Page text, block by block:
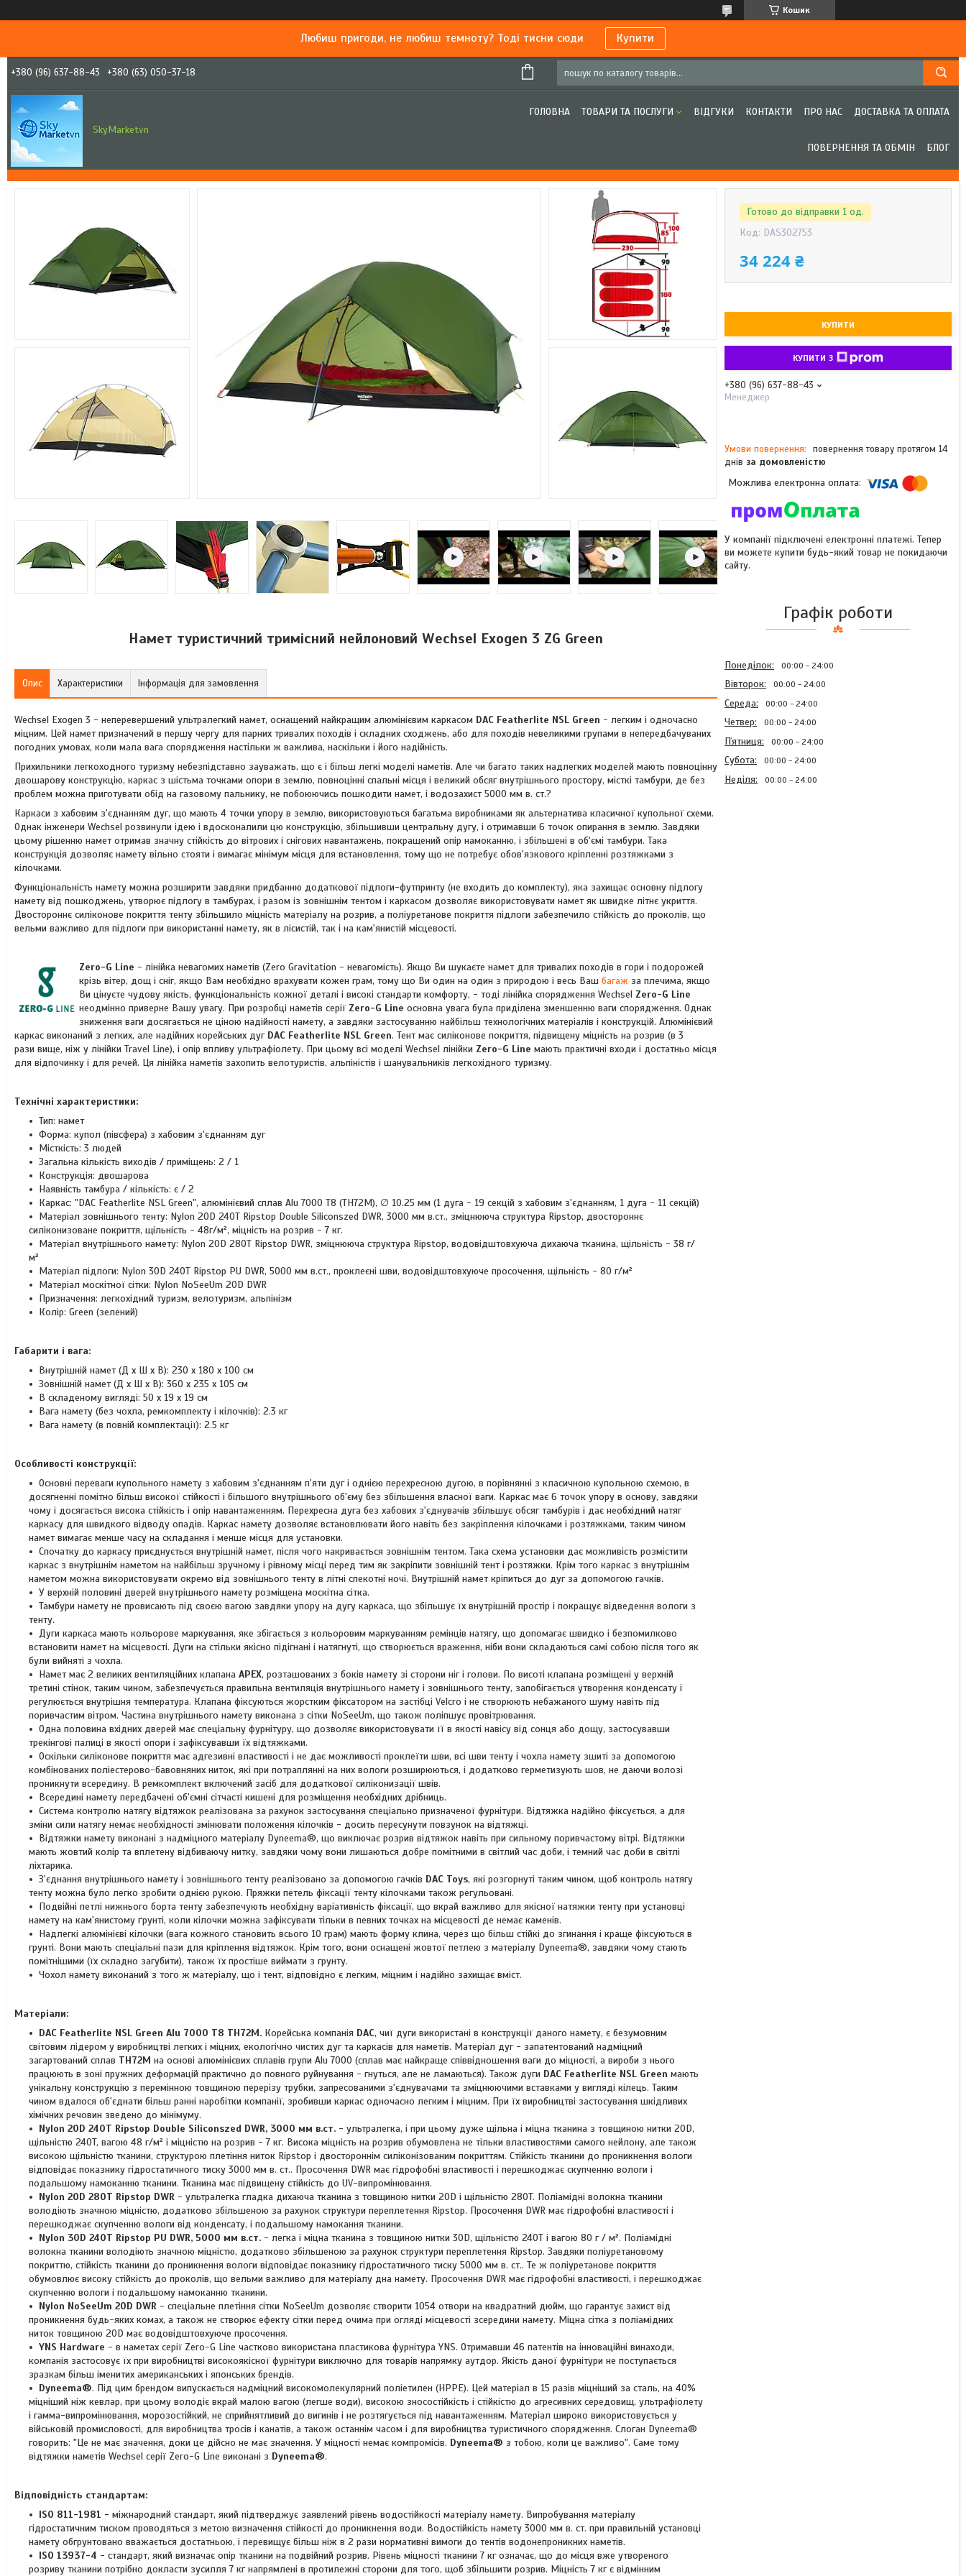
Кошик
Любиш пригоди, не любиш темноту? Тоді тисни сюди Купити
+380 (96) 637-88-43 +380 (63) 050-37-18
SkyMarketvn
ГОЛОВНА ТОВАРИ ТА ПОСЛУГИ ВІДГУКИ КОНТАКТИ ПРО НАС ДОСТАВКА ТА ОПЛАТА
ПОВЕРНЕННЯ ТА ОБМІН БЛОГ
Намет туристичний тримісний нейлоновий Wechsel Exogen 3 ZG Green
Опис Характеристики Інформація для замовлення
Wechsel Exogen 3 - неперевершений ультралегкий намет, оснащений найкращим алюмінієвим каркасом DAC Featherlite NSL Green - легким і одночасно
міцним. Цей намет призначений в першу чергу для парних тривалих походів і складних сходжень, або для походів невеликими групами в непередбачуваних
погодних умовах, коли мала вага спорядження настільки ж важлива, наскільки і його надійність.
Прихильники легкоходного туризму небезпідставно зауважать, що є і більш легкі моделі наметів. Але чи багато таких надлегких моделей мають повноцінну
двошарову конструкцію, каркас з шістьма точками опори в землю, повноцінні спальні місця і великий обсяг внутрішнього простору, місткі тамбури, де без
проблем можна приготувати обід на газовому пальнику, не побоюючись пошкодити намет, і водозахист 5000 мм в. ст.?
Каркаси з хабовим з'єднанням дуг, що мають 4 точки упору в землю, використовуються багатьма виробниками як альтернатива класичної купольної схеми.
Однак інженери Wechsel розвинули ідею і вдосконалили цю конструкцію, збільшивши центральну дугу, і отримавши 6 точок опирання в землю. Завдяки
цьому рішенню намет отримав значну стійкість до вітрових і снігових навантажень, покращений опір намоканню, і збільшені в об'ємі тамбури. Така
конструкція дозволяє намету вільно стояти і вимагає мінімум місця для встановлення, тому що не потребує обов'язкового кріпленні розтяжками з
кілочками.
Функціональність намету можна розширити завдяки придбанню додаткової підлоги-футпринту (не входить до комплекту), яка захищає основну підлогу
намету від пошкоджень, утворює підлогу в тамбурах, і разом із зовнішнім тентом і каркасом дозволяє використовувати намет як швидке літнє укриття.
Двостороннє силіконове покриття тенту збільшило міцність матеріалу на розрив, а поліуретанове покриття підлоги забезпечило стійкість до проколів, що
вельми важливо для підлоги при використанні намету, як в лісистій, так і на кам'янистій місцевості.
Zero-G Line - лінійка невагомих наметів (Zero Gravitation - невагомість). Якщо Ви шукаєте намет для тривалих походів в гори і подорожей
крізь вітер, дощ і сніг, якщо Вам необхідно врахувати кожен грам, тому що Ви один на один з природою і весь Ваш багаж за плечима, якщо
Ви цінуєте чудову якість, функціональність кожної деталі і високі стандарти комфорту, - тоді лінійка спорядження Wechsel Zero-G Line
неодмінно приверне Вашу увагу. При розробці наметів серії Zero-G Line основна увага була приділена зменшенню ваги спорядження. Однак
зниження ваги досягається не ціною надійності намету, а завдяки застосуванню найбільш технологічних матеріалів і конструкцій. Алюмінієвий
каркас виконаний з легких, але надійних корейських дуг DAC Featherlite NSL Green. Тент має силіконове покриття, підвищену міцність на розрив (в 3
рази вище, ніж у лінійки Travel Line), і опір впливу ультрафіолету. При цьому всі моделі Wechsel лінійки Zero-G Line мають практичні входи і достатньо місця
для відпочинку і для речей. Ця лінійка наметів захопить велотуристів, альпіністів і шанувальників легкохідного туризму.
Технічні характеристики:
Тип: намет
Форма: купол (півсфера) з хабовим з'єднанням дуг
Місткість: 3 людей
Загальна кількість виходів / приміщень: 2 / 1
Конструкція: двошарова
Наявність тамбура / кількість: є / 2
Каркас: "DAC Featherlite NSL Green", алюмінієвий сплав Alu 7000 T8 (TH72M), ∅ 10.25 мм (1 дуга - 19 секцій з хабовим з'єднанням, 1 дуга - 11 секцій)
Матеріал зовнішнього тенту: Nylon 20D 240T Ripstop Double Siliconszed DWR, 3000 мм в.ст., зміцнююча структура Ripstop, двостороннє
силіконизоване покриття, щільність - 48г/м², міцність на розрив - 7 кг.
Матеріал внутрішнього намету: Nylon 20D 280T Ripstop DWR, зміцнююча структура Ripstop, водовідштовхуюча дихаюча тканина, щільність - 38 г/
м²
Матеріал підлоги: Nylon 30D 240T Ripstop PU DWR, 5000 мм в.ст., проклеєні шви, водовідштовхуюче просочення, щільність - 80 г/м²
Матеріал москітної сітки: Nylon NoSeeUm 20D DWR
Призначення: легкохідний туризм, велотуризм, альпінізм
Колір: Green (зелений)
Габарити і вага:
Внутрішній намет (Д х Ш х В): 230 х 180 х 100 см
Зовнішній намет (Д х Ш х В): 360 х 235 х 105 см
В складеному вигляді: 50 x 19 х 19 см
Вага намету (без чохла, ремкомплекту і кілочків): 2.3 кг
Вага намету (в повній комплектації): 2.5 кг
Особливості конструкції:
Основні переваги купольного намету з хабовим з'єднанням п'яти дуг і однією перехресною дугою, в порівнянні з класичною купольною схемою, в
досягненні помітно більш високої стійкості і більшого внутрішнього об'єму без збільшення власної ваги. Каркас має 6 точок упору в основу, завдяки
чому і досягається висока стійкість і опір навантаженням. Перехресна дуга без хабових з'єднувачів збільшує обсяг тамбурів і дає необхідний натяг
каркасу для швидкого відводу опадів. Каркас намету дозволяє встановлювати його навіть без закріплення кілочками і розтяжками, таким чином
намет вимагає менше часу на складання і менше місця для установки.
Спочатку до каркасу приєднується внутрішній намет, після чого накривається зовнішнім тентом. Така схема установки дає можливість розмістити
каркас з внутрішнім наметом на найбільш зручному і рівному місці перед тим як закріпити зовнішній тент і розтяжки. Крім того каркас з внутрішнім
наметом можна використовувати окремо від зовнішнього тенту в літні спекотні ночі. Внутрішній намет кріпиться до дуг за допомогою гачків.
У верхній половині дверей внутрішнього намету розміщена москітна сітка.
Тамбури намету не провисають під своєю вагою завдяки упору на дугу каркаса, що збільшує їх внутрішній простір і покращує відведення вологи з
тенту.
Дуги каркаса мають кольорове маркування, яке збігається з кольоровим маркуванням ремінців натягу, що допомагає швидко і безпомилково
встановити намет на місцевості. Дуги на стільки якісно підігнані і натягнуті, що створюється враження, ніби вони складаються самі собою після того як
були вийняті з чохла.
Намет має 2 великих вентиляційних клапана APEX, розташованих з боків намету зі сторони ніг і голови. По висоті клапана розміщені у верхній
третині стінок, таким чином, забезпечується правильна вентиляція внутрішнього намету і зовнішнього тенту, запобігається утворення конденсату і
регулюється внутрішня температура. Клапана фіксуються жорстким фіксатором на застібці Velcro і не створюють небажаного шуму навіть під
поривчастим вітром. Частина внутрішнього намету виконана з сітки NoSeeUm, що також поліпшує провітрювання.
Одна половина вхідних дверей має спеціальну фурнітуру, що дозволяє використовувати її в якості навісу від сонця або дощу, застосувавши
трекінгові палиці в якості опори і зафіксувавши їх відтяжками.
Оскільки силіконове покриття має адгезивні властивості і не дає можливості проклеїти шви, всі шви тенту і чохла намету зшиті за допомогою
комбінованих поліестерово-бавовняних ниток, які при потраплянні на них вологи розширюються, і додатково герметизують шов, не даючи волозі
проникнути всередину. В ремкомплект включений засіб для додаткової силіконизації швів.
Всередині намету передбачені об'ємні сітчасті кишені для розміщення необхідних дрібниць.
Система контролю натягу відтяжок реалізована за рахунок застосування спеціально призначеної фурнітури. Відтяжка надійно фіксується, а для
зміни сили натягу немає необхідності змінювати положення кілочків - досить пересунути повзунок на відтяжці.
Відтяжки намету виконані з надміцного матеріалу Dyneema®, що виключає розрив відтяжок навіть при сильному поривчастому вітрі. Відтяжки
мають жовтий колір та вплетену відбиваючу нитку, завдяки чому вони лишаються добре помітними в світлий час доби, і темний час доби в світлі
ліхтарика.
З'єднання внутрішнього намету і зовнішнього тенту реалізовано за допомогою гачків DAC Toys, які розгорнуті таким чином, щоб контроль натягу
тенту можна було легко зробити однією рукою. Пряжки петель фіксації тенту кілочками також регульовані.
Подвійні петлі нижнього борта тенту забезпечують необхідну варіативність фіксації, що вкрай важливо для якісної натяжки тенту при установці
намету на кам'янистому ґрунті, коли кілочки можна зафіксувати тільки в певних точках на місцевості де немає каменів.
Надлегкі алюмінієві кілочки (вага кожного становить всього 10 грам) мають форму клина, через що більш стійкі до згинання і краще фіксуються в
грунті. Вони мають спеціальні пази для кріплення відтяжок. Крім того, вони оснащені жовтої петлею з матеріалу Dyneema®, завдяки чому стають
помітнішими (їх складно загубити), також їх простіше виймати з грунту.
Чохол намету виконаний з того ж матеріалу, що і тент, відповідно є легким, міцним і надійно захищає вміст.
Матеріали:
DAC Featherlite NSL Green Alu 7000 T8 TH72M. Корейська компанія DAC, чиї дуги використані в конструкції даного намету, є безумовним
світовим лідером у виробництві легких і міцних, екологічно чистих дуг та каркасів для наметів. Матеріал дуг - запатентований надміцний
загартований сплав TH72M на основі алюмінієвих сплавів групи Alu 7000 (сплав має найкраще співвідношення ваги до міцності, а вироби з нього
працюють в зоні пружних деформацій практично до повного руйнування - гнуться, але не ламаються). Також дуги DAC Featherlite NSL Green мають
унікальну конструкцію з перемінною товщиною перерізу трубки, запресованими з'єднувачами та зміцнюючими вставками у вигляді кілець. Таким
чином вдалося об'єднати більш ранні наробітки компанії, зробивши каркас одночасно легким і міцним. При їх виробництві застосування шкідливих
хімічних речовин зведено до мінімуму.
Nylon 20D 240T Ripstop Double Siliconszed DWR, 3000 мм в.ст. - ультралегка, і при цьому дуже щільна і міцна тканина з товщиною нитки 20D,
щільністю 240T, вагою 48 г/м² і міцністю на розрив - 7 кг. Висока міцність на розрив обумовлена не тільки властивостями самого нейлону, але також
високою щільністю тканини, структурою плетіння ниток Ripstop і двостороннім силіконізованим покриттям. Стійкість тканини до проникнення вологи
відповідає показнику гідростатичного тиску 3000 мм в. ст.. Просочення DWR має гідрофобні властивості і перешкоджає скупченню вологи і
подальшому намоканню тканини. Тканина має підвищену стійкість до UV-випромінювання.
Nylon 20D 280T Ripstop DWR - ультралегка гладка дихаюча тканина з товщиною нитки 20D і щільністю 280T. Поліамідні волокна тканини
володіють значною міцністю, додатково збільшеною за рахунок структури переплетення Ripstop. Просочення DWR має гідрофобні властивості і
перешкоджає скупченню вологи від конденсату, і подальшому намокання тканини.
Nylon 30D 240T Ripstop PU DWR, 5000 мм в.ст. - легка і міцна тканина з товщиною нитки 30D, щільністю 240T і вагою 80 г / м². Поліамідні
волокна тканини володіють значною міцністю, додатково збільшеною за рахунок структури переплетення Ripstop. Завдяки поліуретановому
покриттю, стійкість тканини до проникнення вологи відповідає показнику гідростатичного тиску 5000 мм в. ст.. Те ж поліуретанове покриття
обумовлює високу стійкість до проколів, що вельми важливо для матеріалу дна намету. Просочення DWR має гідрофобні властивості, і перешкоджає
скупченню вологи і подальшому намоканню тканини.
Nylon NoSeeUm 20D DWR - спеціальне плетіння сітки NoSeeUm дозволяє створити 1054 отвори на квадратний дюйм, що гарантує захист від
проникнення будь-яких комах, а також не створює ефекту сітки перед очима при огляді місцевості зсередини намету. Міцна сітка з поліамідних
ниток товщиною 20D має водовідштовхуюче просочення.
YNS Hardware - в наметах серії Zero-G Line частково використана пластикова фурнітура YNS. Отримавши 46 патентів на інноваційні винаходи,
компанія застосовує їх при виробництві високоякісної фурнітури виключно для товарів напрямку аутдор. Якість даної фурнітури не поступається
зразкам більш іменитих американських і японських брендів.
Dyneema®. Під цим брендом випускається надміцний високомолекулярний поліетилен (HPPE). Цей матеріал в 15 разів міцніший за сталь, на 40%
міцніший ніж кевлар, при цьому володіє вкрай малою вагою (легше води), високою зносостійкість і стійкістю до агресивних середовищ, ультрафіолету
і гамма-випромінювання, морозостійкий, не сприйнятливий до вигинів і не розтягується під навантаженням. Матеріал широко використовується у
військовій промисловості, для виробництва тросів і канатів, а також останнім часом і для виробництва туристичного спорядження. Слоган Dyneema®
говорить: "Це не має значення, доки це дійсно не має значення. У міцності немає компромісів. Dyneema® з тобою, коли це важливо". Саме тому
відтяжки наметів Wechsel серії Zero-G Line виконані з Dyneema®.
Відповідність стандартам:
ISO 811-1981 - міжнародний стандарт, який підтверджує заявлений рівень водостійкості матеріалу намету. Випробування матеріалу
гідростатичним тиском проводяться з метою визначення стійкості до проникнення води. Водостійкість намету 3000 мм в. ст. при правильній установці
намету обгрунтовано вважається достатньою, і перевищує більш ніж в 2 рази нормативні вимоги до тентів водонепроникних наметів.
ISO 13937-4 - стандарт, який визначає опір тканини на подвійний розрив. Рівень міцності тканини 7 кг означає, що до місця вже утвореного
розриву тканини потрібно докласти зусилля 7 кг напрямлені в протилежні сторони для того, щоб збільшити розрив. Міцність 7 кг є відмінним
Готово до відправки 1 од.
Код: DAS302753
34 224 ₴
КУПИТИ
КУПИТИ З
+380 (96) 637-88-43
Менеджер
повернення товару протягом 14
днів за домовленістю
У компанії підключені електронні платежі. Тепер
ви можете купити будь-який товар не покидаючи
сайту.
Графік роботи
Понеділок 00:00 24:00
Вівторок 00:00 24:00
Середа 00:00 24:00
Четвер 00:00 24:00
Пʼятниця 00:00 24:00
Субота 00:00 24:00
Неділя 00:00 24:00